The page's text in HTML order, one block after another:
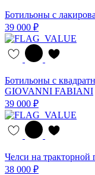
Ботильоны с
39 000 ₽
Ботильоны с
GIOVANNI FABIANI
39 000 ₽
Челси на
38 000 ₽